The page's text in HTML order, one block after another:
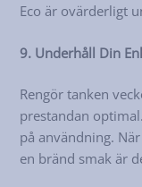
Eco är ovärderligt
9. Underhåll Din
Rengör tanken
prestandan
på användning.
en bränd smak är